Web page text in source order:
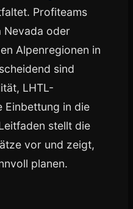
Profiteams
Nevada oder
Alpenregionen in
sind
LHTL-
Einbettung in die
stellt die
vor und zeigt,
planen.